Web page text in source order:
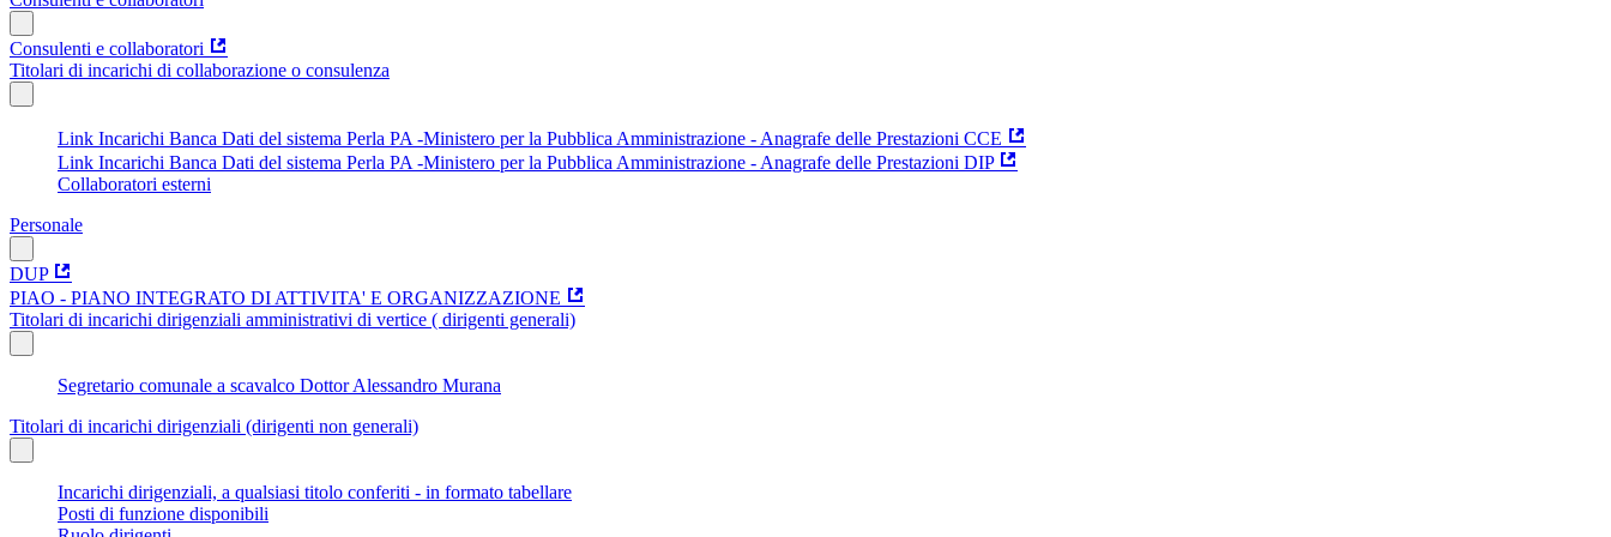
Consulenti e collaboratori
Titolari di incarichi di collaborazione o consulenza
Link Incarichi Banca Dati del sistema Perla PA -Ministero per la Pubblica Amministrazione - Anagrafe delle Prestazioni CCE
Link Incarichi Banca Dati del sistema Perla PA -Ministero per la Pubblica Amministrazione - Anagrafe delle Prestazioni DIP
Collaboratori esterni
Personale
DUP
PIAO - PIANO INTEGRATO DI ATTIVITA' E ORGANIZZAZIONE
Titolari di incarichi dirigenziali amministrativi di vertice ( dirigenti generali)
Segretario comunale a scavalco Dottor Alessandro Murana
Titolari di incarichi dirigenziali (dirigenti non generali)
Incarichi dirigenziali, a qualsiasi titolo conferiti - in formato tabellare
Posti di funzione disponibili